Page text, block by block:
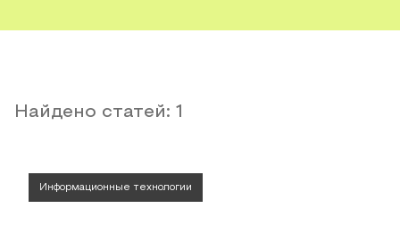
Найдено статей: 1
Информационные технологии